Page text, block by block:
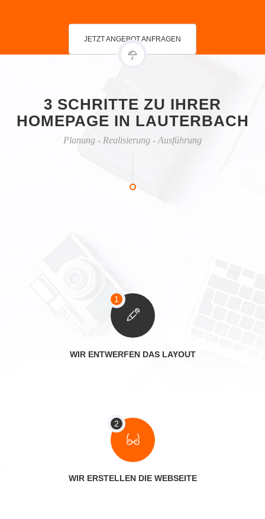
JETZT ANGEBOT ANFRAGEN
3 SCHRITTE ZU IHRER
HOMEPAGE IN LAUTERBACH
Planung - Realisierung - Ausführung
WIR ENTWERFEN DAS LAYOUT
WIR ERSTELLEN DIE WEBSEITE